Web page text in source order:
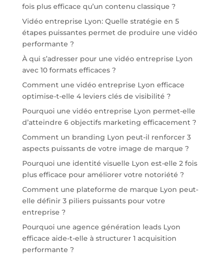
fois plus efficace qu’un contenu classique ?
Vidéo entreprise Lyon: Quelle stratégie en 5
étapes puissantes permet de produire une vidéo
performante ?
À qui s’adresser pour une vidéo entreprise Lyon
avec 10 formats efficaces ?
Comment une vidéo entreprise Lyon efficace
optimise-t-elle 4 leviers clés de visibilité ?
Pourquoi une vidéo entreprise Lyon permet-elle
d’atteindre 6 objectifs marketing efficacement ?
Comment un branding Lyon peut-il renforcer 3
aspects puissants de votre image de marque ?
Pourquoi une identité visuelle Lyon est-elle 2 fois
plus efficace pour améliorer votre notoriété ?
Comment une plateforme de marque Lyon peut-
elle définir 3 piliers puissants pour votre
entreprise ?
Pourquoi une agence génération leads Lyon
efficace aide-t-elle à structurer 1 acquisition
performante ?